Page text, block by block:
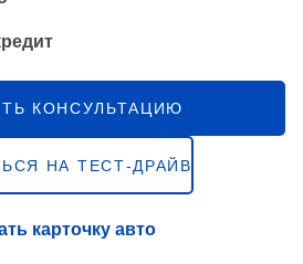
КОНСУЛЬТАЦИЮ
НА ТЕСТ-ДРАЙВ
карточку авто